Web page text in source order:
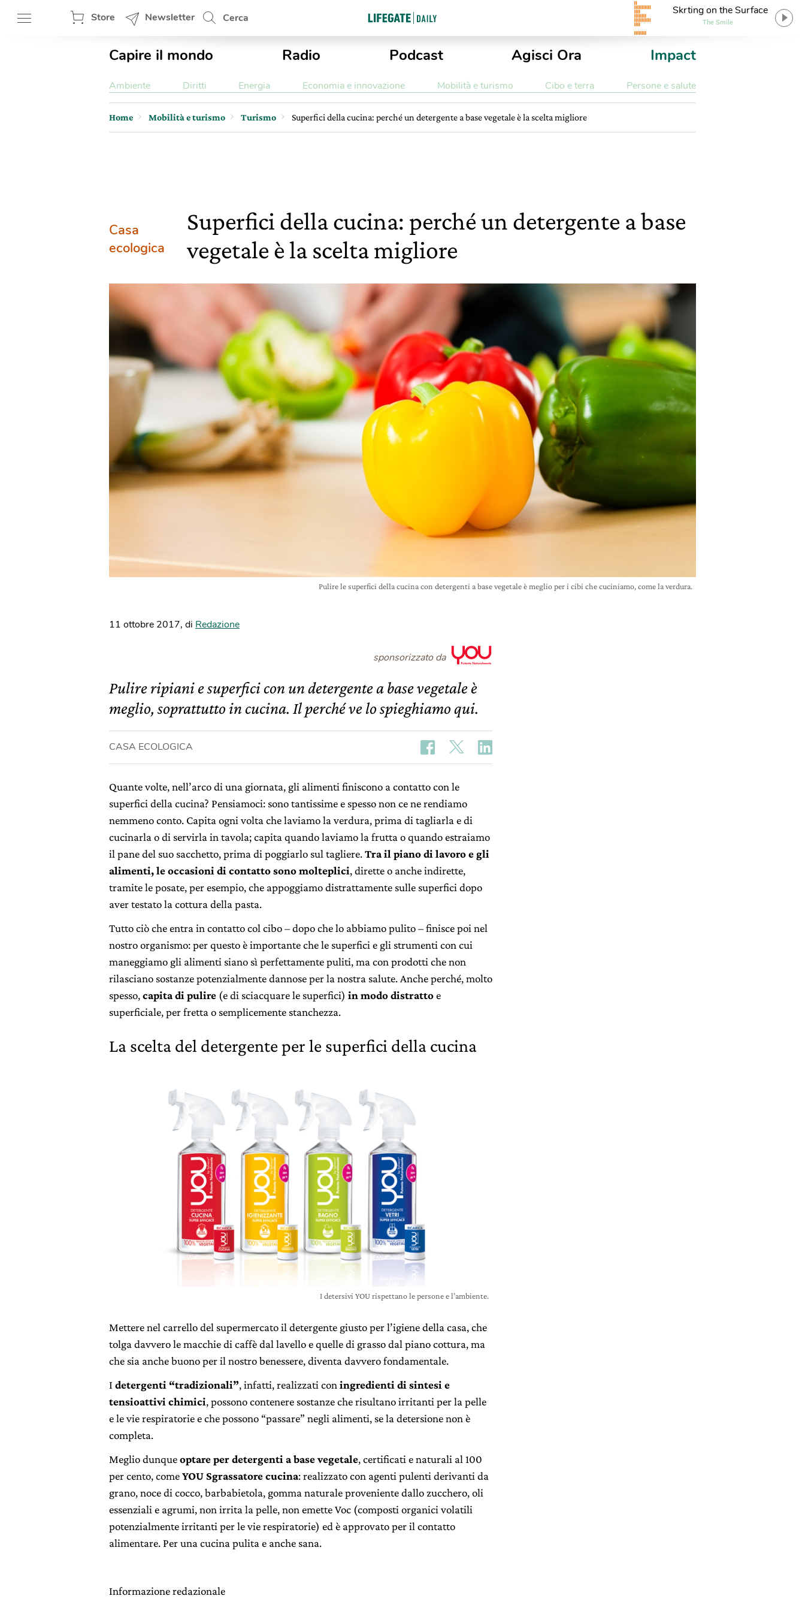
Store Newsletter Cerca
Skrting on the Surface
The Smile
Capire il mondo Radio Podcast Agisci Ora Impact
Ambiente Diritti Energia Economia e innovazione Mobilità e turismo Cibo e terra Persone e salute
Home Mobilità e turismo Turismo Superfici della cucina: perché un detergente a base vegetale è la scelta migliore
Casa
ecologica
Superfici della cucina: perché un detergente a base
vegetale è la scelta migliore
Pulire le superfici della cucina con detergenti a base vegetale è meglio per i cibi che cuciniamo, come la verdura.
11 ottobre 2017, di Redazione
sponsorizzato da
Pulire ripiani e superfici con un detergente a base vegetale è
meglio, soprattutto in cucina. Il perché ve lo spieghiamo qui.
CASA ECOLOGICA
Quante volte, nell’arco di una giornata, gli alimenti finiscono a contatto con le
superfici della cucina? Pensiamoci: sono tantissime e spesso non ce ne rendiamo
nemmeno conto. Capita ogni volta che laviamo la verdura, prima di tagliarla e di
cucinarla o di servirla in tavola; capita quando laviamo la frutta o quando estraiamo
il pane del suo sacchetto, prima di poggiarlo sul tagliere.Tra il piano di lavoro e gli
alimenti, le occasioni di contatto sono molteplici, dirette o anche indirette,
tramite le posate, per esempio, che appoggiamo distrattamente sulle superfici dopo
aver testato la cottura della pasta.
Tutto ciò che entra in contatto col cibo – dopo che lo abbiamo pulito – finisce poi nel
nostro organismo: per questo è importante che le superfici e gli strumenti con cui
maneggiamo gli alimenti siano sì perfettamente puliti, ma con prodotti che non
rilasciano sostanze potenzialmente dannose per la nostra salute. Anche perché, molto
spesso,capita di pulire (e di sciacquare le superfici) in modo distrattoe
superficiale, per fretta o semplicemente stanchezza.
La scelta del detergente per le superfici della cucina
I detersivi YOU rispettano le persone e l’ambiente.
Mettere nel carrello del supermercato il detergente giusto per l’igiene della casa, che
tolga davvero le macchie di caffè dal lavello e quelle di grasso dal piano cottura, ma
che sia anche buono per il nostro benessere, diventa davvero fondamentale.
I detergenti “tradizionali”, infatti, realizzati con ingredienti di sintesi e
tensioattivi chimici, possono contenere sostanze che risultano irritanti per la pelle
e le vie respiratorie e che possono “passare” negli alimenti, se la detersione non è
completa.
Meglio dunqueoptare per detergenti a base vegetale, certificati e naturali al 100
per cento, comeYOU Sgrassatore cucina: realizzato con agenti pulenti derivanti da
grano, noce di cocco, barbabietola, gomma naturale proveniente dallo zucchero, oli
essenziali e agrumi, non irrita la pelle, non emette Voc (composti organici volatili
potenzialmente irritanti per le vie respiratorie) ed è approvato per il contatto
alimentare. Per una cucina pulita e anche sana.
Informazione redazionale